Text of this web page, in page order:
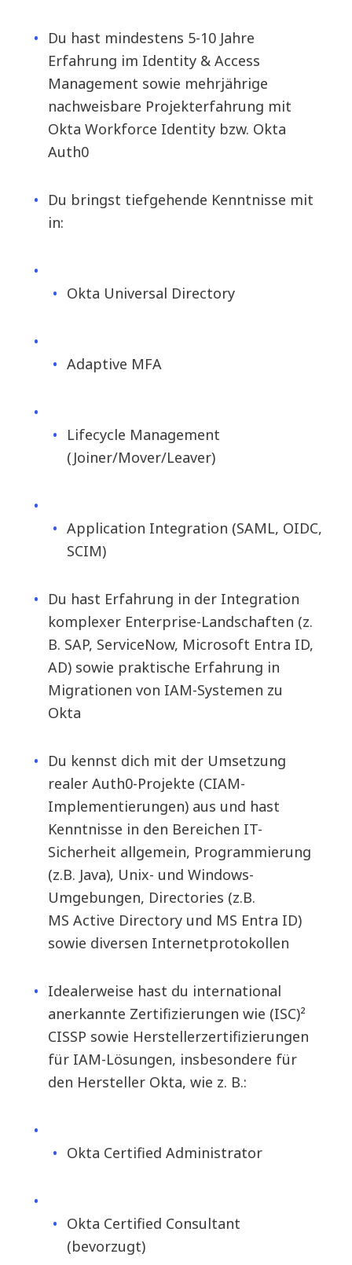
Du hast mindestens 5-10 Jahre
Erfahrung im Identity & Access
Management sowie mehrjährige
nachweisbare Projekterfahrung mit
Okta Workforce Identity bzw. Okta
Auth0
Du bringst tiefgehende Kenntnisse mit
in:
Okta Universal Directory
Adaptive MFA
Lifecycle Management
(Joiner/Mover/Leaver)
Application Integration (SAML, OIDC,
SCIM)
Du hast Erfahrung in der Integration
komplexer Enterprise-Landschaften (z.
B. SAP, ServiceNow, Microsoft Entra ID,
AD) sowie praktische Erfahrung in
Migrationen von IAM-Systemen zu
Okta
Du kennst dich mit der Umsetzung
realer Auth0-Projekte (CIAM-
Implementierungen) aus und hast
Kenntnisse in den Bereichen IT-
Sicherheit allgemein, Programmierung
(z.B. Java), Unix- und Windows-
Umgebungen, Directories (z.B.
MS Active Directory und MS Entra ID)
sowie diversen Internetprotokollen
Idealerweise hast du international
anerkannte Zertifizierungen wie (ISC)²
CISSP sowie Herstellerzertifizierungen
für IAM-Lösungen, insbesondere für
den Hersteller Okta, wie z. B.:
Okta Certified Administrator
Okta Certified Consultant
(bevorzugt)